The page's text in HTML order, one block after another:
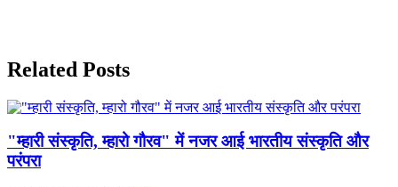
Related Posts
"म्हारी संस्कृति, म्हारो गौरव" में नजर आई भारतीय संस्कृति और
परंपरा